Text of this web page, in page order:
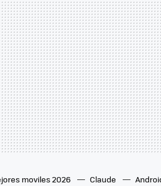
moviles 2026 Claude